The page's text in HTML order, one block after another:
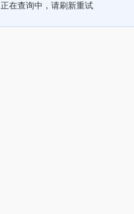
正在查询中，请刷新重试